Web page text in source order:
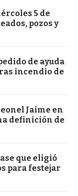
5 de
pozos y
de ayuda
incendio de
Jaime en
definición de
que eligió
para festejar